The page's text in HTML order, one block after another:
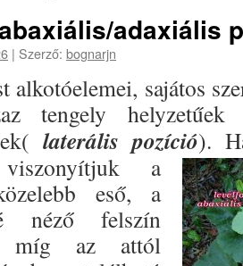
adaxiális
| Szerző: bognarjn
alkotóelemei, sajátos
tengely
laterális pozíció).
viszonyítjuk a
eső, a
néző felszín
míg az attól